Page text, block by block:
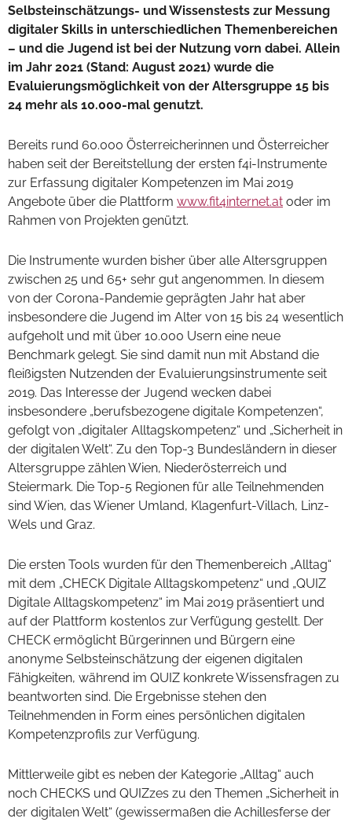
Selbsteinschätzungs- und Wissenstests zur Messung
digitaler Skills in unterschiedlichen Themenbereichen
– und die Jugend ist bei der Nutzung vorn dabei. Allein
im Jahr 2021 (Stand: August 2021) wurde die
Evaluierungsmöglichkeit von der Altersgruppe 15 bis
24 mehr als 10.000-mal genutzt.
Bereits rund 60.000 Österreicherinnen und Österreicher
haben seit der Bereitstellung der ersten f4i-Instrumente
zur Erfassung digitaler Kompetenzen im Mai 2019
Angebote über die Plattform www.fit4internet.at oder im
Rahmen von Projekten genützt.
Die Instrumente wurden bisher über alle Altersgruppen
zwischen 25 und 65+ sehr gut angenommen. In diesem
von der Corona-Pandemie geprägten Jahr hat aber
insbesondere die Jugend im Alter von 15 bis 24 wesentlich
aufgeholt und mit über 10.000 Usern eine neue
Benchmark gelegt. Sie sind damit nun mit Abstand die
fleißigsten Nutzenden der Evaluierungsinstrumente seit
2019. Das Interesse der Jugend wecken dabei
insbesondere „berufsbezogene digitale Kompetenzen“,
gefolgt von „digitaler Alltagskompetenz“ und „Sicherheit in
der digitalen Welt“. Zu den Top-3 Bundesländern in dieser
Altersgruppe zählen Wien, Niederösterreich und
Steiermark. Die Top-5 Regionen für alle Teilnehmenden
sind Wien, das Wiener Umland, Klagenfurt-Villach, Linz-
Wels und Graz.
Die ersten Tools wurden für den Themenbereich „Alltag“
mit dem „CHECK Digitale Alltagskompetenz“ und „QUIZ
Digitale Alltagskompetenz“ im Mai 2019 präsentiert und
auf der Plattform kostenlos zur Verfügung gestellt. Der
CHECK ermöglicht Bürgerinnen und Bürgern eine
anonyme Selbsteinschätzung der eigenen digitalen
Fähigkeiten, während im QUIZ konkrete Wissensfragen zu
beantworten sind. Die Ergebnisse stehen den
Teilnehmenden in Form eines persönlichen digitalen
Kompetenzprofils zur Verfügung.
Mittlerweile gibt es neben der Kategorie „Alltag“ auch
noch CHECKS und QUIZzes zu den Themen „Sicherheit in
der digitalen Welt“ (gewissermaßen die Achillesferse der